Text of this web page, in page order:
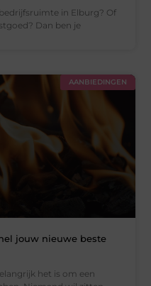
in Elburg? Of
Dan ben je
AANBIEDINGEN
jouw nieuwe beste
het is om een